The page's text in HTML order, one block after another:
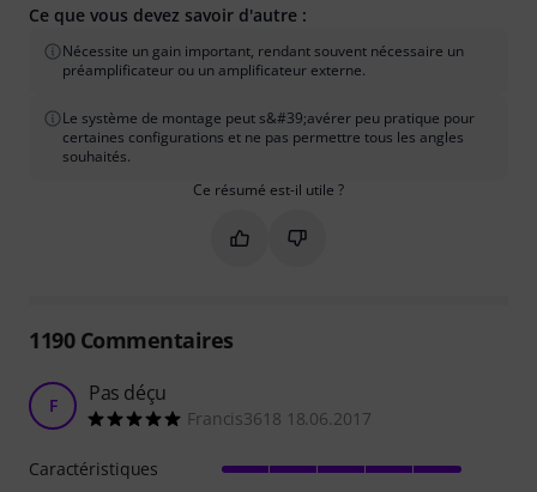
Ce que vous devez savoir d'autre :
Nécessite un gain important, rendant souvent nécessaire un
préamplificateur ou un amplificateur externe.
Le système de montage peut s&#39;avérer peu pratique pour
certaines configurations et ne pas permettre tous les angles
souhaités.
Ce résumé est-il utile ?
Marquer ce résumé comme utile
Marquer ce résumé comme
1190Commentaires
F Pas déçu
Francis3618 18.06.2017
Caractéristiques